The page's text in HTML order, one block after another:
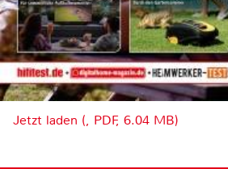
Jetzt laden (, PDF, 6.04 MB)